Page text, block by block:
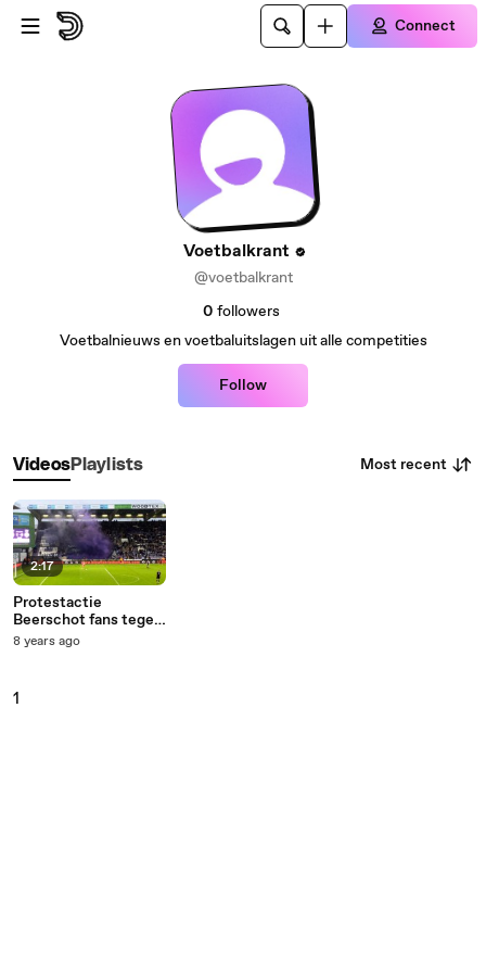
Skip to main content
Connect
Voetbalkrant
@voetbalkrant
0 followers
Voetbalnieuws en voetbaluitslagen uit alle competities
Follow
VideosPlaylists Most recent
2:17
Protestactie
Beerschot fans tegen
OHL
8 years ago
1